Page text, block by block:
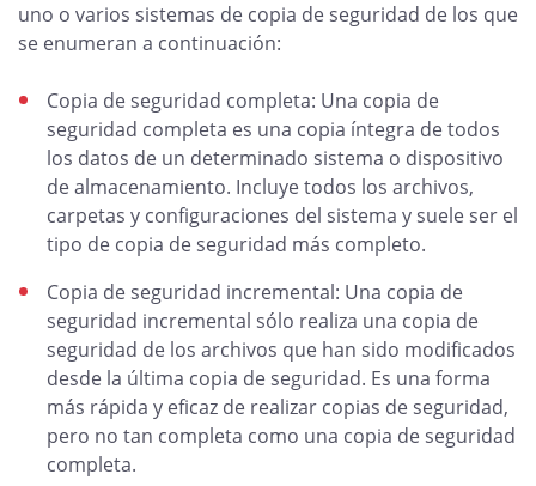
uno o varios sistemas de copia de seguridad de los que
se enumeran a continuación:
Copia de seguridad completa: Una copia de
seguridad completa es una copia íntegra de todos
los datos de un determinado sistema o dispositivo
de almacenamiento. Incluye todos los archivos,
carpetas y configuraciones del sistema y suele ser el
tipo de copia de seguridad más completo.
Copia de seguridad incremental: Una copia de
seguridad incremental sólo realiza una copia de
seguridad de los archivos que han sido modificados
desde la última copia de seguridad. Es una forma
más rápida y eficaz de realizar copias de seguridad,
pero no tan completa como una copia de seguridad
completa.